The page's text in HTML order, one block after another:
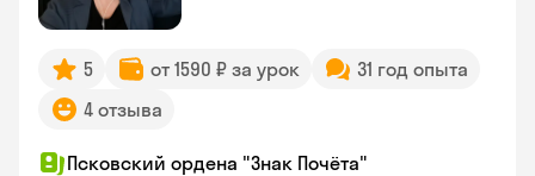
5 от 1590 ₽ за урок
31 год опыта
4 отзыва
Псковский ордена "Знак Почёта"